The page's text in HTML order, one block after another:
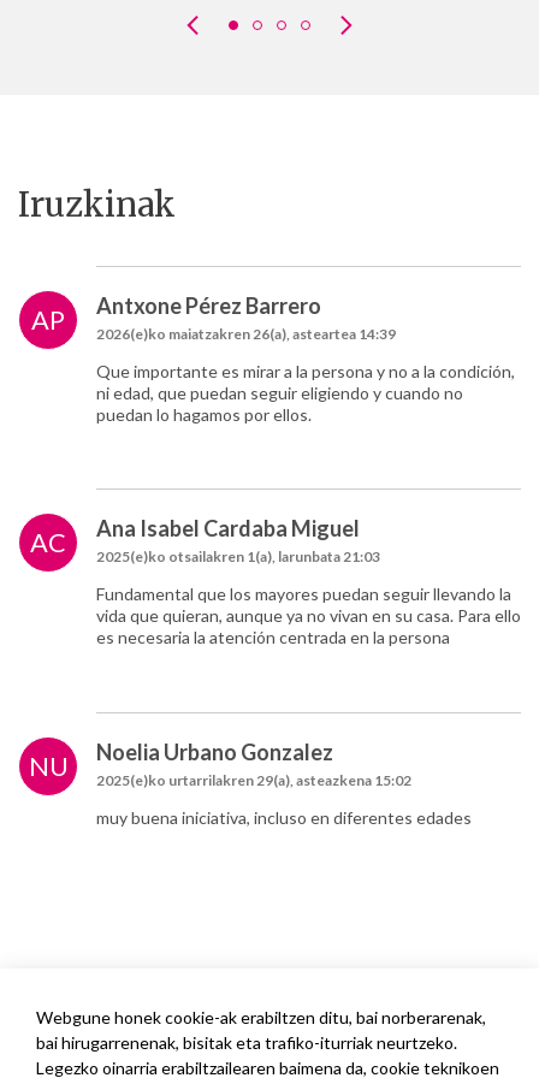
Iruzkinak
AP Antxone Pérez Barrero
2026(e)ko maiatzakren 26(a), asteartea 14:39
Que importante es mirar a la persona y no a la condición,
ni edad, que puedan seguir eligiendo y cuando no
puedan lo hagamos por ellos.
AC Ana Isabel Cardaba Miguel
2025(e)ko otsailakren 1(a), larunbata 21:03
Fundamental que los mayores puedan seguir llevando la
vida que quieran, aunque ya no vivan en su casa. Para ello
es necesaria la atención centrada en la persona
NU Noelia Urbano Gonzalez
2025(e)ko urtarrilakren 29(a), asteazkena 15:02
muy buena iniciativa, incluso en diferentes edades
Webgune honek cookie-ak erabiltzen ditu, bai norberarenak,
bai hirugarrenenak, bisitak eta trafiko-iturriak neurtzeko.
Legezko oinarria erabiltzailearen baimena da, cookie teknikoen